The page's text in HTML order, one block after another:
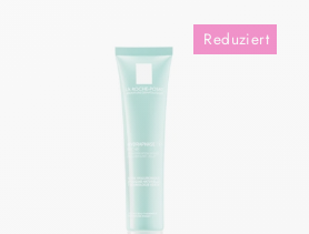
Reduziert